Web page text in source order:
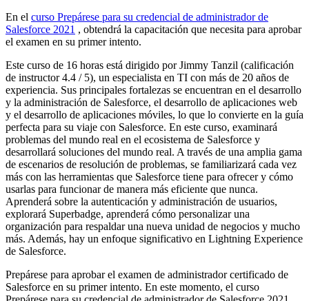
En el curso Prepárese para su credencial de administrador de
Salesforce 2021 , obtendrá la capacitación que necesita para aprobar
el examen en su primer intento.
Este curso de 16 horas está dirigido por Jimmy Tanzil (calificación
de instructor 4.4 / 5), un especialista en TI con más de 20 años de
experiencia. Sus principales fortalezas se encuentran en el desarrollo
y la administración de Salesforce, el desarrollo de aplicaciones web
y el desarrollo de aplicaciones móviles, lo que lo convierte en la guía
perfecta para su viaje con Salesforce. En este curso, examinará
problemas del mundo real en el ecosistema de Salesforce y
desarrollará soluciones del mundo real. A través de una amplia gama
de escenarios de resolución de problemas, se familiarizará cada vez
más con las herramientas que Salesforce tiene para ofrecer y cómo
usarlas para funcionar de manera más eficiente que nunca.
Aprenderá sobre la autenticación y administración de usuarios,
explorará Superbadge, aprenderá cómo personalizar una
organización para respaldar una nueva unidad de negocios y mucho
más. Además, hay un enfoque significativo en Lightning Experience
de Salesforce.
Prepárese para aprobar el examen de administrador certificado de
Salesforce en su primer intento. En este momento, el curso